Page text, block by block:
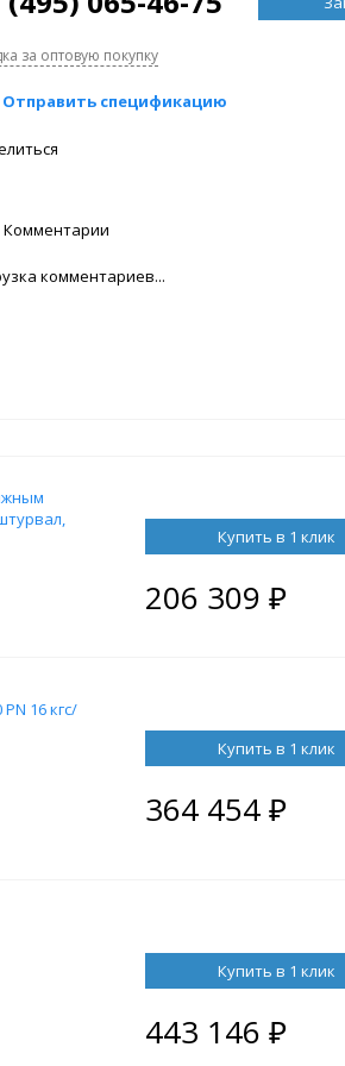
за оптовую покупку
Отправить спецификацию
Комментарии
комментариев...
Купить в 1 клик
206 309₽
16 кгс/
Купить в 1 клик
364 454₽
Купить в 1 клик
443 146₽